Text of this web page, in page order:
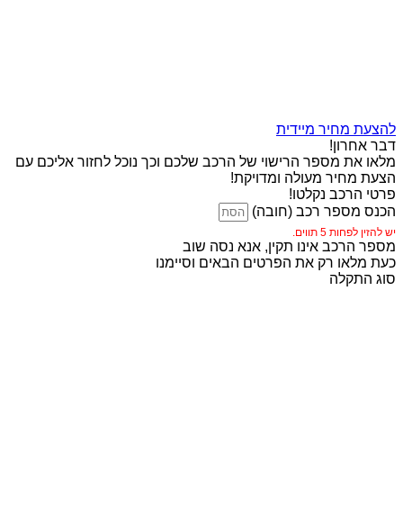
להצעת מחיר מיידית
דבר אחרון!
מלאו את מספר הרישוי של הרכב שלכם וכך נוכל לחזור אליכם עם
הצעת מחיר מעולה ומדויקת!
פרטי הרכב נקלטו!
הכנס מספר רכב (חובה)
יש להזין לפחות 5 תווים.
מספר הרכב אינו תקין, אנא נסה שוב
כעת מלאו רק את הפרטים הבאים וסיימנו
סוג התקלה